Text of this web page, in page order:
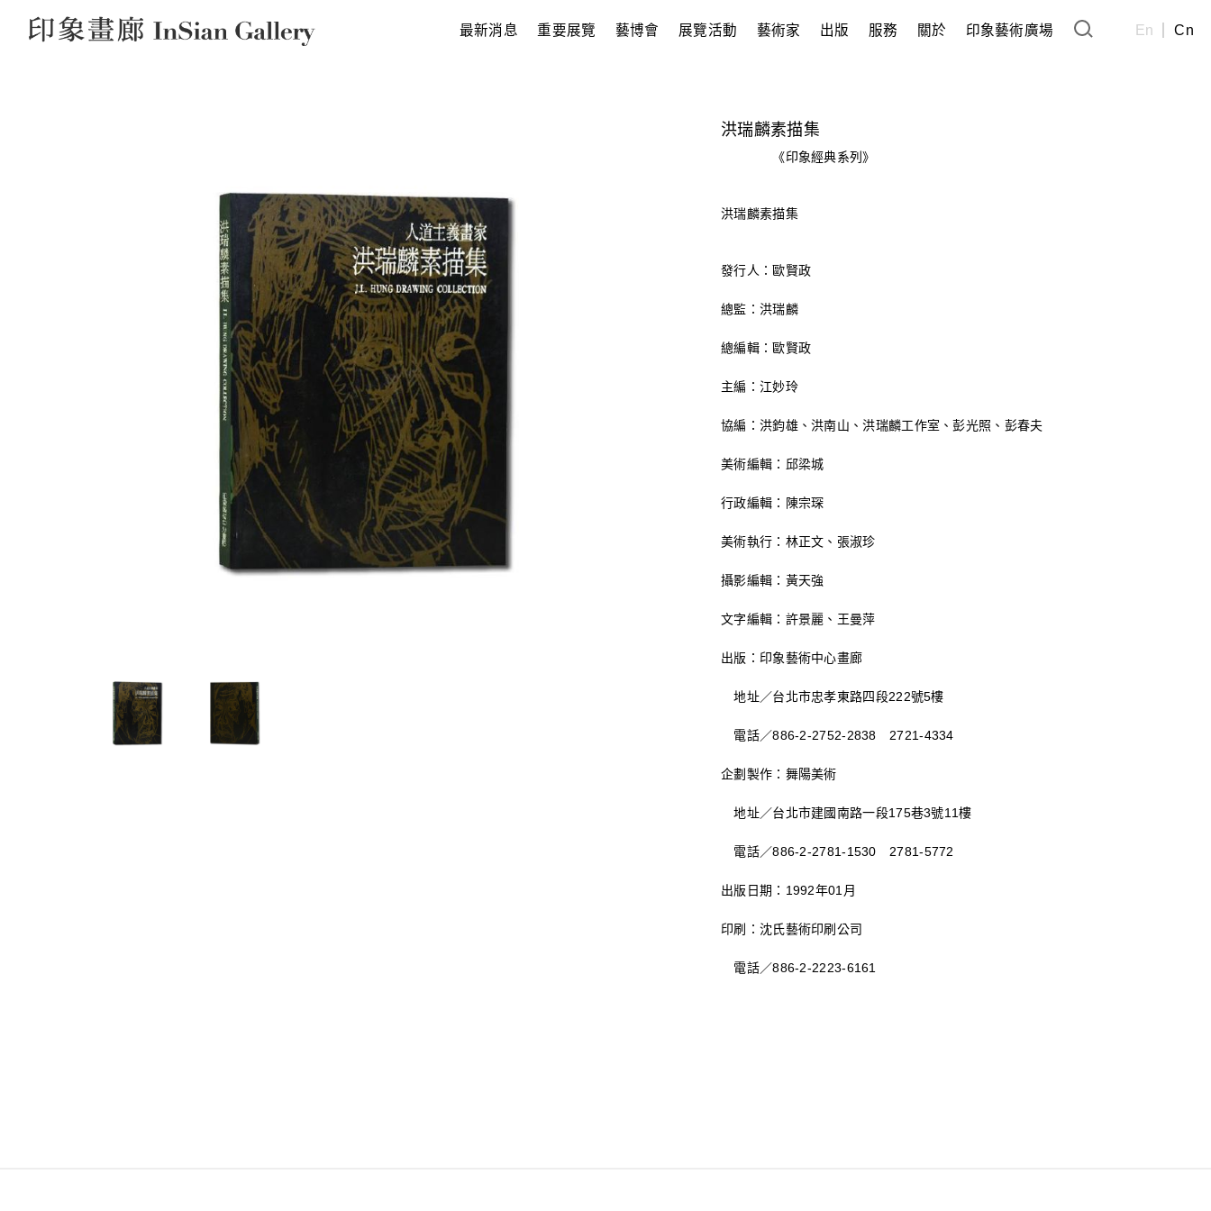
InSian Gallery 最新消息 重要展覽 藝博會 展覽活動 藝術家 出版 服務 關於 印象藝術廣場 En Cn
洪瑞麟素描集
《印象經典系列》
洪瑞麟素描集
發行人：歐賢政
總監：洪瑞麟
總編輯：歐賢政
主編：江妙玲
協編：洪鈞雄、洪南山、洪瑞麟工作室、彭光照、彭春夫
美術編輯：邱梁城
行政編輯：陳宗琛
美術執行：林正文、張淑珍
攝影編輯：黃天強
文字編輯：許景麗、王曼萍
出版：印象藝術中心畫廊
地址／台北市忠孝東路四段222號5樓
電話／886-2-2752-2838 2721-4334
企劃製作：舞陽美術
地址／台北市建國南路一段175巷3號11樓
電話／886-2-2781-1530 2781-5772
出版日期：1992年01月
印刷：沈氏藝術印刷公司
電話／886-2-2223-6161